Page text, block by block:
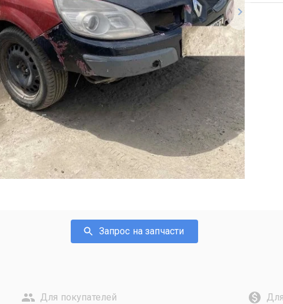
Запрос на запчасти
Для покупателей